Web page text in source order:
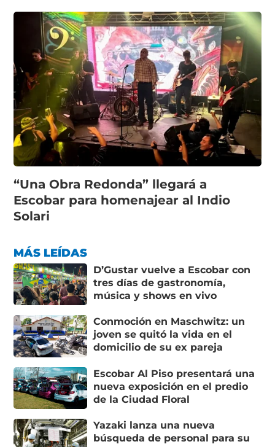
“Una Obra Redonda” llegará a
Escobar para homenajear al Indio
Solari
MÁS LEÍDAS
D’Gustar vuelve a Escobar con
tres días de gastronomía,
música y shows en vivo
Conmoción en Maschwitz: un
joven se quitó la vida en el
domicilio de su ex pareja
Escobar Al Piso presentará una
nueva exposición en el predio
de la Ciudad Floral
Yazaki lanza una nueva
búsqueda de personal para su